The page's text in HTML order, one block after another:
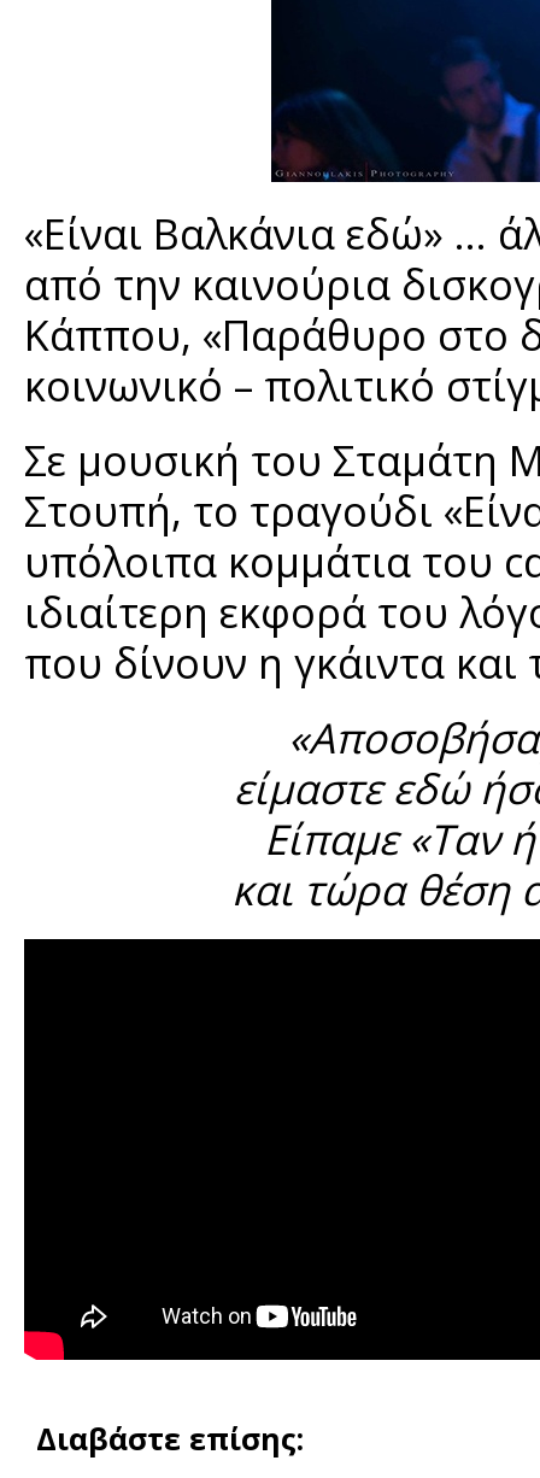
«Είναι Βαλκάνια εδώ» ...
από την καινούρια
Κάππου, «Παράθυρο στο
κοινωνικό – πολιτικό
Σε μουσική του Σταμάτη
Στουπή, το τραγούδι
υπόλοιπα κομμάτια του
ιδιαίτερη εκφορά του
που δίνουν η γκάιντα
είμαστε εδώ
Είπαμε «Ταν
και τώρα θέση
Διαβάστε επίσης: